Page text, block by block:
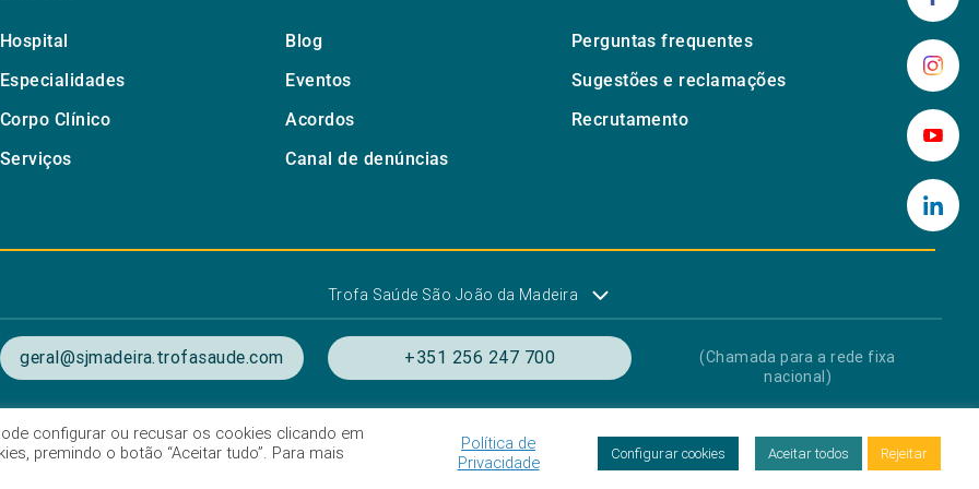
Hospital Blog
Perguntas frequentes
Especialidades
Eventos
Sugestões e reclamações
Corpo Clínico
Acordos
Recrutamento
Serviços
Canal de denúncias
Trofa Saúde São João da Madeira
geral@sjmadeira.trofasaude.com +351 256 247 700
(Chamada para a rede fixa
nacional)
de utilização Listagem das Unidades Hospitalares Proteção de dados
Livro de Reclamações
configurar ou recusar os cookies clicando em
premindo o botão “Aceitar tudo”. Para mais
Política de
Privacidade
Configurar cookies Aceitar todos Rejeitar